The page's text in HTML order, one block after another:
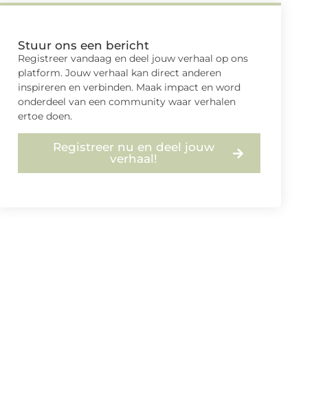
Stuur ons een bericht
Registreer vandaag en deel jouw verhaal op ons
platform. Jouw verhaal kan direct anderen
inspireren en verbinden. Maak impact en word
onderdeel van een community waar verhalen
ertoe doen.
Registreer nu en deel jouw
verhaal!